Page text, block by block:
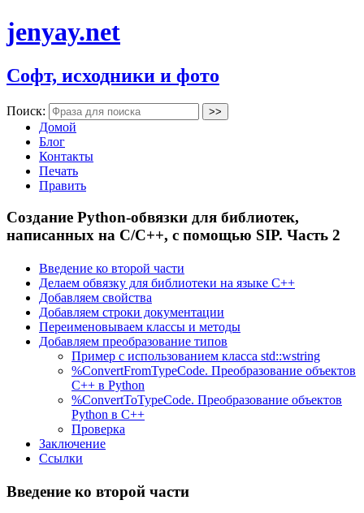
jenyay.net
Софт, исходники и фото
Поиск:
Домой
Блог
Контакты
Печать
Править
Создание Python-обвязки для библиотек,
написанных на C/C++, с помощью SIP. Часть 2
Введение ко второй части
Делаем обвязку для библиотеки на языке C++
Добавляем свойства
Добавляем строки документации
Переименовываем классы и методы
Добавляем преобразование типов
Пример с использованием класса std::wstring
%ConvertFromTypeCode. Преобразование объектов
C++ в Python
%ConvertToTypeCode. Преобразование объектов
Python в C++
Проверка
Заключение
Ссылки
Введение ко второй части